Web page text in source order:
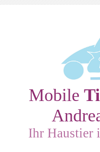
Mobile
Ihr Haustier